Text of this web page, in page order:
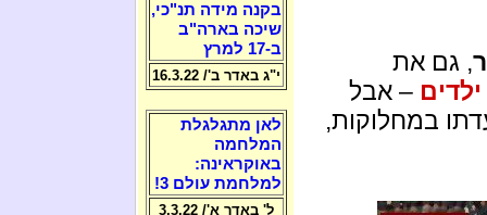
, גם את
ילדים – אבל
במחלוקות,
בקנה מידה תנ"כי,
שיכה בארה"ב
ב-17 למרץ
י"ג באדר ב'/ 16.3.22
לאן מתגלגלת
המלחמה
באוקראינה:
למלחמת עולם 3!
ל' באדר א'/ 3.3.22